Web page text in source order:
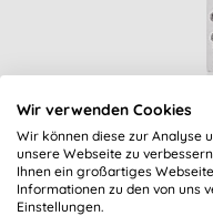
Care
Wir verwenden Cookies
Wir können diese zur Analyse
unsere Webseite zu
Ihnen ein großartiges
Informationen zu den von uns
Einstellungen.